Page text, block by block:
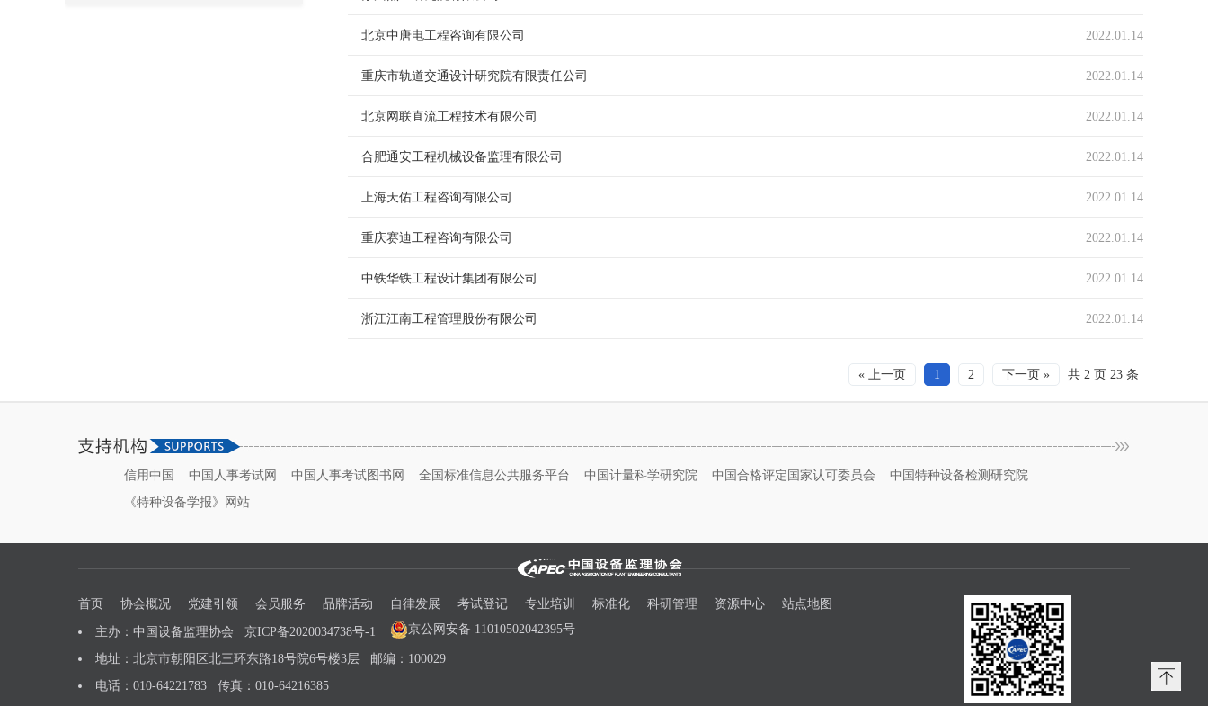
北京中唐电工程咨询有限公司 2022.01.14
重庆市轨道交通设计研究院有限责任公司 2022.01.14
北京网联直流工程技术有限公司 2022.01.14
合肥通安工程机械设备监理有限公司 2022.01.14
上海天佑工程咨询有限公司 2022.01.14
重庆赛迪工程咨询有限公司 2022.01.14
中铁华铁工程设计集团有限公司 2022.01.14
浙江江南工程管理股份有限公司 2022.01.14
« 上一页 1 2 下一页 » 共 2 页 23 条
信用中国 中国人事考试网 中国人事考试图书网 全国标准信息公共服务平台 中国计量科学研究院 中国合格评定国家认可委员会
中国特种设备检测研究院
《特种设备学报》网站
首页 协会概况 党建引领 会员服务 品牌活动 自律发展 考试登记 专业培训 标准化 科研管理 资源中心 站点地图
主办：中国设备监理协会 京ICP备2020034738号-1 京公网安备 11010502042395号
地址：北京市朝阳区北三环东路18号院6号楼3层 邮编：100029
电话：010-64221783 传真：010-64216385